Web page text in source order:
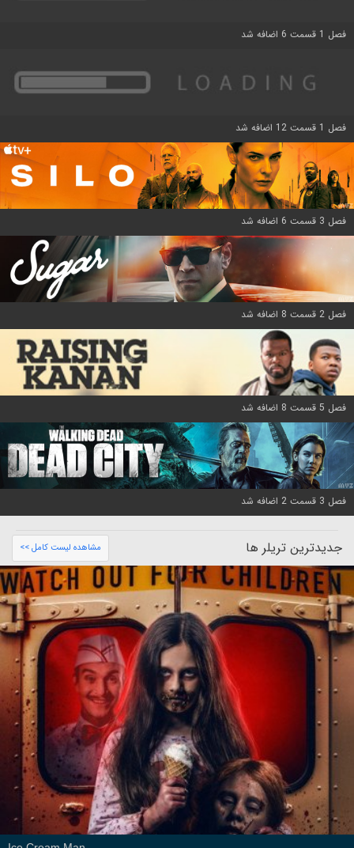
فصل 1 قسمت 6 اضافه شد
فصل 1 قسمت 12 اضافه شد
فصل 3 قسمت 6 اضافه شد
فصل 2 قسمت 8 اضافه شد
فصل 5 قسمت 8 اضافه شد
فصل 3 قسمت 2 اضافه شد
جدیدترین تریلر ها مشاهده لیست کامل >>